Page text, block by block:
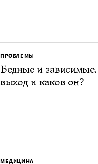
ПРОБЛЕМЫ
Бедные и
выход и каков он?
МЕДИЦИНА